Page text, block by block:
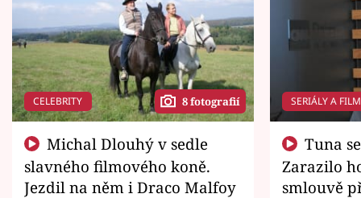
CELEBRITY 8 fotografií
slavného filmového koně.
Jezdil na něm i Draco Malfoy
SERIÁLY A
Zarazilo
smlouvě